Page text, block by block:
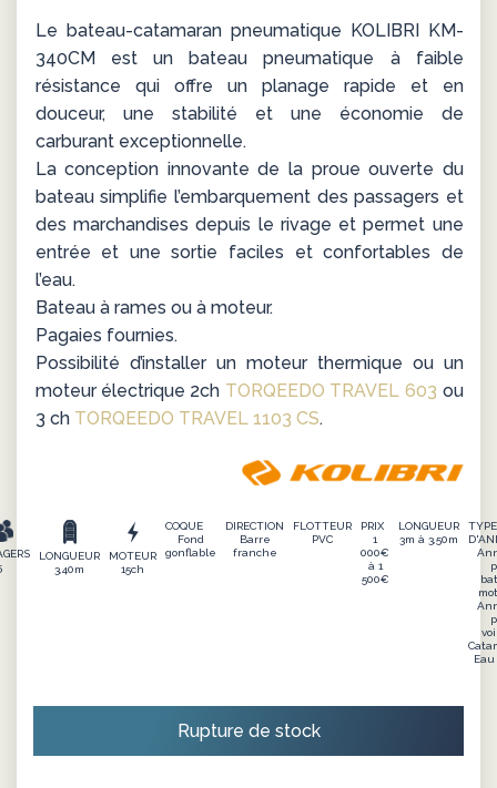
Le bateau-catamaran pneumatique KOLIBRI KM-
340CM est un bateau pneumatique à faible
résistance qui offre un planage rapide et en
douceur, une stabilité et une économie de
carburant exceptionnelle.
La conception innovante de la proue ouverte du
bateau simplifie l’embarquement des passagers et
des marchandises depuis le rivage et permet une
entrée et une sortie faciles et confortables de
l’eau.
Bateau à rames ou à moteur.
Pagaies fournies.
Possibilité d’installer un moteur thermique ou un
moteur électrique 2ch TORQEEDO TRAVEL 603 ou
3 ch TORQEEDO TRAVEL 1103 CS.
LONGUEUR
3,40m
MOTEUR
15ch
COQUE
Fond
gonflable
DIRECTION
Barre
franche
FLOTTEUR
PVC
PRIX
1
000€
à 1
500€
LONGUEUR
3m à 3,50m
TYPE
Rupture de stock